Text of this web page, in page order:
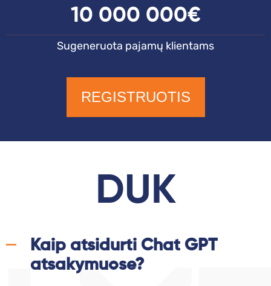
10 000 000€
Sugeneruota pajamų klientams
REGISTRUOTIS
DUK
Kaip atsidurti Chat GPT
atsakymuose?